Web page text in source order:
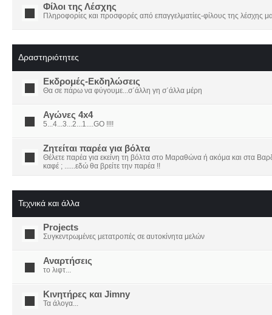
Φίλοι της Λέσχης
Πληροφορίες και προσφορές από επαγγελματίες-φίλους της λέσχης
Δραστηριότητες
Εκδρομές-Εκδηλώσεις
Θα σε πάρω να φύγουμε...σ΄άλλη γη σ΄άλλα μέρη
Αγώνες 4x4
5...4...3...2...1....GO !!!!
Ζητείται παρέα για βόλτα
Θέλετε παρέα για εκείνη τη βόλτα στο Μαραθώνα ή ακόμα και στα
καφέ ; ......εδώ θα βρείτε την παρέα !!
Τεχνικά και άλλα
Projects
Συγκεντρωμένες μετατροπές σε αυτοκίνητα μελών
Αναρτήσεις
το λιφτ...
Κινητήρες και Jimny
Τα άλογα...